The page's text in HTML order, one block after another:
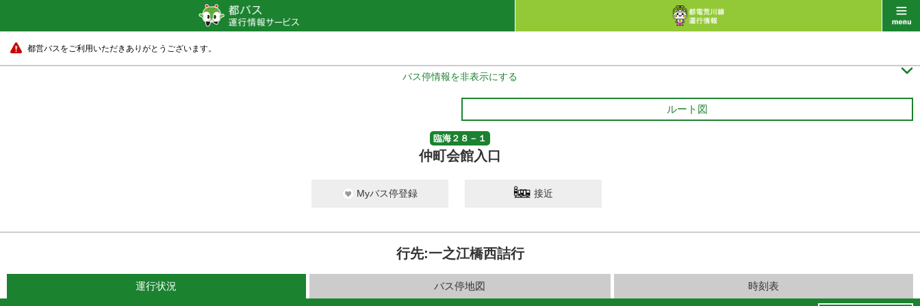
都営バスをご利用いただきありがとうございます。
バス停情報を非表示にする 
ルート図
臨海２８－１
仲町会館入口
Myバス停登録 接近
行先:一之江橋西詰行
運行状況 バス停地図 時刻表